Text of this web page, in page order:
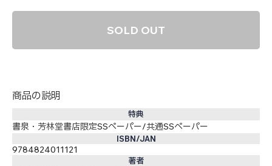
SOLD OUT
商品の説明
特典
書泉・芳林堂書店限定SSペーパー/共通SSペーパー
ISBN/JAN
9784824011121
著者